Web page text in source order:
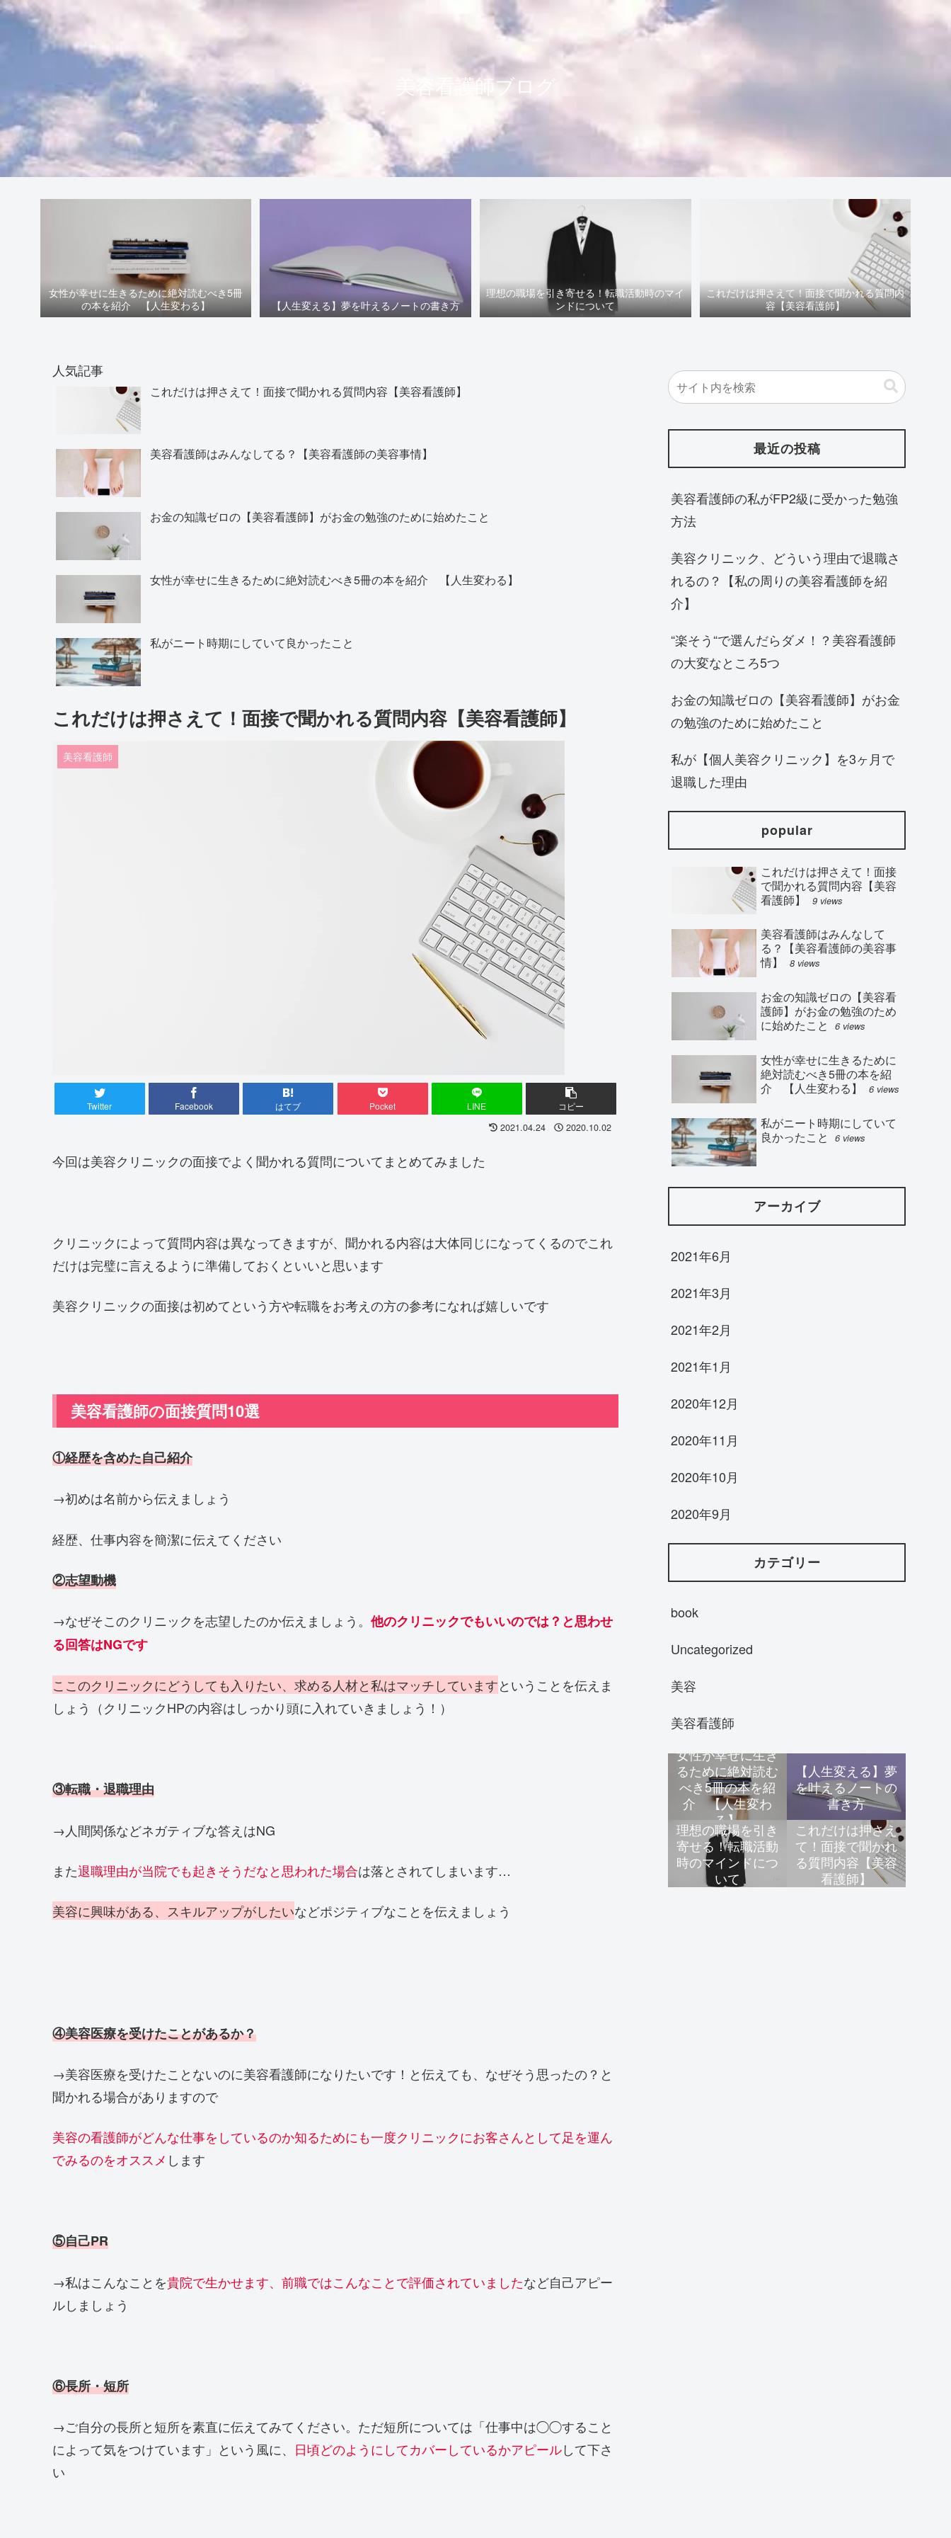
美容看護師ブログ
女性が幸せに生きるために絶対読むべき5冊
の本を紹介 【人生変わる】
【人生変える】夢を叶えるノートの書き方
理想の職場を引き寄せる！転職活動時のマイ
ンドについて
これだけは押さえて！面接で聞かれる質問内
容【美容看護師】
人気記事
これだけは押さえて！面接で聞かれる質問内容【美容看護師】
美容看護師はみんなしてる？【美容看護師の美容事情】
お金の知識ゼロの【美容看護師】がお金の勉強のために始めたこと
女性が幸せに生きるために絶対読むべき5冊の本を紹介 【人生変わる】
私がニート時期にしていて良かったこと
これだけは押さえて！面接で聞かれる質問内容【美容看護師】
美容看護師
Twitter Facebook はてブ Pocket LINE コピー
2021.04.24 2020.10.02
今回は美容クリニックの面接でよく聞かれる質問についてまとめてみました
クリニックによって質問内容は異なってきますが、聞かれる内容は大体同じになってくるのでこれ
だけは完璧に言えるように準備しておくといいと思います
美容クリニックの面接は初めてという方や転職をお考えの方の参考になれば嬉しいです
美容看護師の面接質問10選
①経歴を含めた自己紹介
→初めは名前から伝えましょう
経歴、仕事内容を簡潔に伝えてください
②志望動機
→なぜそこのクリニックを志望したのか伝えましょう。 他のクリニックでもいいのでは？と思わせ
る回答はNGです
ここのクリニックにどうしても入りたい、求める人材と私はマッチしていますということを伝えま
しょう（クリニックHPの内容はしっかり頭に入れていきましょう！）
③転職・退職理由
→人間関係などネガティブな答えはNG
また退職理由が当院でも起きそうだなと思われた場合は落とされてしまいます…
美容に興味がある、スキルアップがしたいなどポジティブなことを伝えましょう
④美容医療を受けたことがあるか？
→美容医療を受けたことないのに美容看護師になりたいです！と伝えても、なぜそう思ったの？と
聞かれる場合がありますので
美容の看護師がどんな仕事をしているのか知るためにも一度クリニックにお客さんとして足を運ん
でみるのをオススメ します
⑤自己PR
→私はこんなことを貴院で生かせます、前職ではこんなことで評価されていましたなど自己アピー
ルしましょう
⑥長所・短所
→ご自分の長所と短所を素直に伝えてみてください。ただ短所については「仕事中は◯◯すること
によって気をつけています」という風に、 日頃どのようにしてカバーしているかアピールして下さ
い
最近の投稿
美容看護師の私がFP2級に受かった勉強
方法
美容クリニック、どういう理由で退職さ
れるの？【私の周りの美容看護師を紹
介】
“楽そう“で選んだらダメ！？美容看護師
の大変なところ5つ
お金の知識ゼロの【美容看護師】がお金
の勉強のために始めたこと
私が【個人美容クリニック】を3ヶ月で
退職した理由
popular
これだけは押さえて！面接
で聞かれる質問内容【美容
看護師】
9 views
美容看護師はみんなして
る？【美容看護師の美容事
情】
8 views
お金の知識ゼロの【美容看
護師】がお金の勉強のため
に始めたこと
6 views
女性が幸せに生きるために
絶対読むべき5冊の本を紹
介 【人生変わる】
6 views
私がニート時期にしていて
良かったこと
6 views
アーカイブ
2021年6月
2021年3月
2021年2月
2021年1月
2020年12月
2020年11月
2020年10月
2020年9月
カテゴリー
book
Uncategorized
美容
美容看護師
女性が幸せに生き
るために絶対読む
べき5冊の本を紹
介 【人生変わ
る】
【人生変える】夢
を叶えるノートの
書き方
理想の職場を引き
寄せる！転職活動
時のマインドにつ
いて
これだけは押さえ
て！面接で聞かれ
る質問内容【美容
看護師】